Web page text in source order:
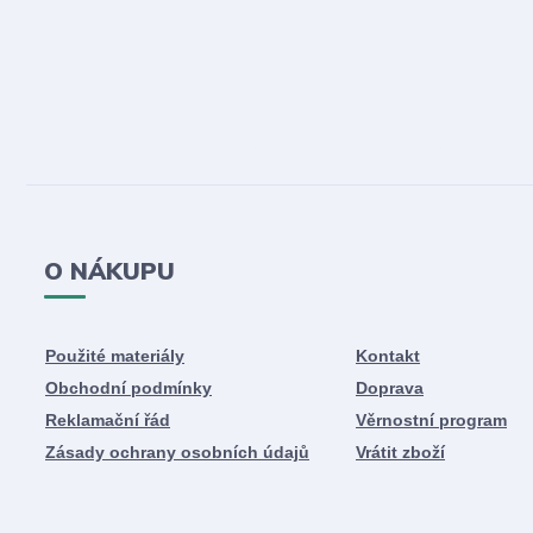
O NÁKUPU
Použité materiály
Kontakt
Obchodní podmínky
Doprava
Reklamační řád
Věrnostní program
Zásady ochrany osobních údajů
Vrátit zboží